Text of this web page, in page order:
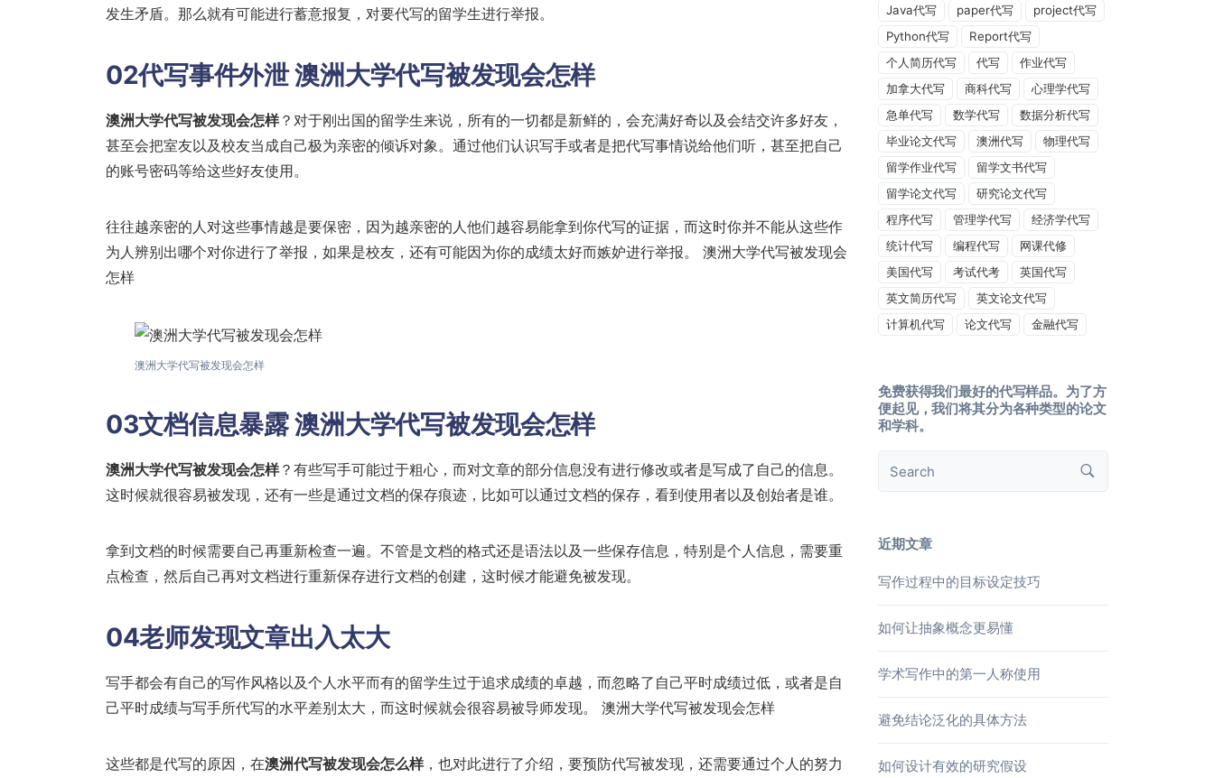
发生矛盾。那么就有可能进行蓄意报复，对要代写的留学生进行举报。
02代写事件外泄 澳洲大学代写被发现会怎样
澳洲大学代写被发现会怎样？对于刚出国的留学生来说，所有的一切都是新鲜的，会充满好奇以及会结交许多好友，
甚至会把室友以及校友当成自己极为亲密的倾诉对象。通过他们认识写手或者是把代写事情说给他们听，甚至把自己
的账号密码等给这些好友使用。
往往越亲密的人对这些事情越是要保密，因为越亲密的人他们越容易能拿到你代写的证据，而这时你并不能从这些作
为人辨别出哪个对你进行了举报，如果是校友，还有可能因为你的成绩太好而嫉妒进行举报。 澳洲大学代写被发现会
怎样
澳洲大学代写被发现会怎样
03文档信息暴露 澳洲大学代写被发现会怎样
澳洲大学代写被发现会怎样？有些写手可能过于粗心，而对文章的部分信息没有进行修改或者是写成了自己的信息。
这时候就很容易被发现，还有一些是通过文档的保存痕迹，比如可以通过文档的保存，看到使用者以及创始者是谁。
拿到文档的时候需要自己再重新检查一遍。不管是文档的格式还是语法以及一些保存信息，特别是个人信息，需要重
点检查，然后自己再对文档进行重新保存进行文档的创建，这时候才能避免被发现。
04老师发现文章出入太大
写手都会有自己的写作风格以及个人水平而有的留学生过于追求成绩的卓越，而忽略了自己平时成绩过低，或者是自
己平时成绩与写手所代写的水平差别太大，而这时候就会很容易被导师发现。 澳洲大学代写被发现会怎样
这些都是代写的原因，在澳洲代写被发现会怎么样，也对此进行了介绍，要预防代写被发现，还需要通过个人的努力
Java代写
paper代写
project代写
Python代写
Report代写
个人简历代写
代写
作业代写
加拿大代写
商科代写
心理学代写
急单代写
数学代写
数据分析代写
毕业论文代写
澳洲代写
物理代写
留学作业代写
留学文书代写
留学论文代写
研究论文代写
程序代写
管理学代写
经济学代写
统计代写
编程代写
网课代修
美国代写
考试代考
英国代写
英文简历代写
英文论文代写
计算机代写
论文代写 金融代写
免费获得我们最好的代写样品。为了方
便起见，我们将其分为各种类型的论文
和学科。
近期文章
写作过程中的目标设定技巧
如何让抽象概念更易懂
学术写作中的第一人称使用
避免结论泛化的具体方法
如何设计有效的研究假设